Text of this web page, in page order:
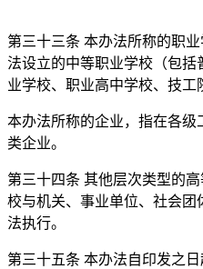
第三十三条 本办法所称的职
法设立的中等职业学校（包
业学校、职业高中学校、技工
本办法所称的企业，指在各
类企业。
第三十四条 其他层次类型的
校与机关、事业单位、社会
法执行。
第三十五条 本办法自印发之日